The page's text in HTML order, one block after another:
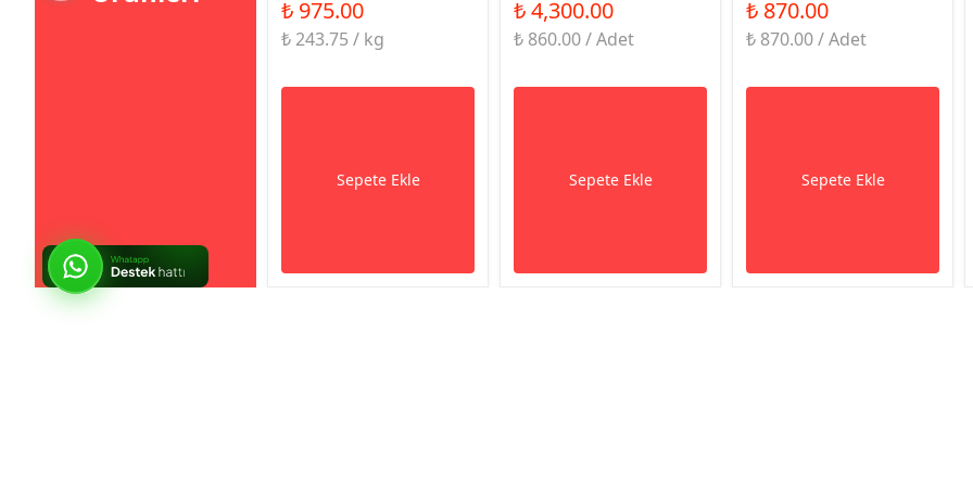
₺ 975.00
₺ 243.75 / kg
Sepete Ekle
₺ 4,300.00
₺ 860.00 / Adet
Sepete Ekle
₺ 870.00
₺ 870.00 / Adet
Sepete Ekle